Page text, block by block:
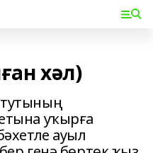
хәл)
уҡырға
ауыл